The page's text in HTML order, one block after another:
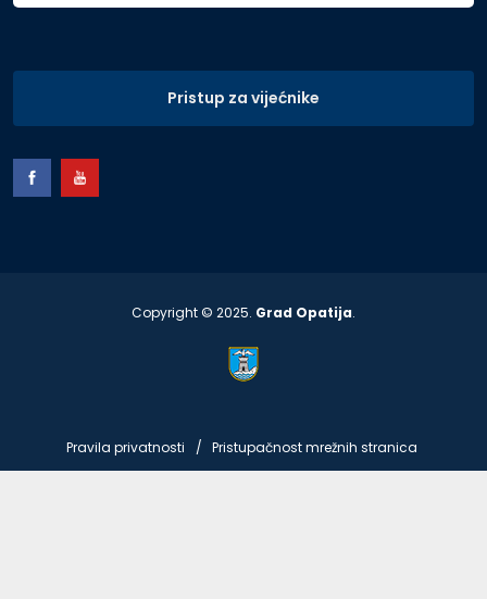
Pristup za vijećnike
Copyright © 2025. Grad Opatija.
Pravila privatnosti Pristupačnost mrežnih stranica